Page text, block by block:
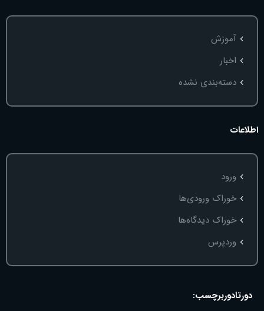
آموزش
اخبار
دسته‌بندی نشده
اطلاعات
ورود
خوراک ورودی‌ها
خوراک دیدگاه‌ها
وردپرس
برچسب:دورتادور